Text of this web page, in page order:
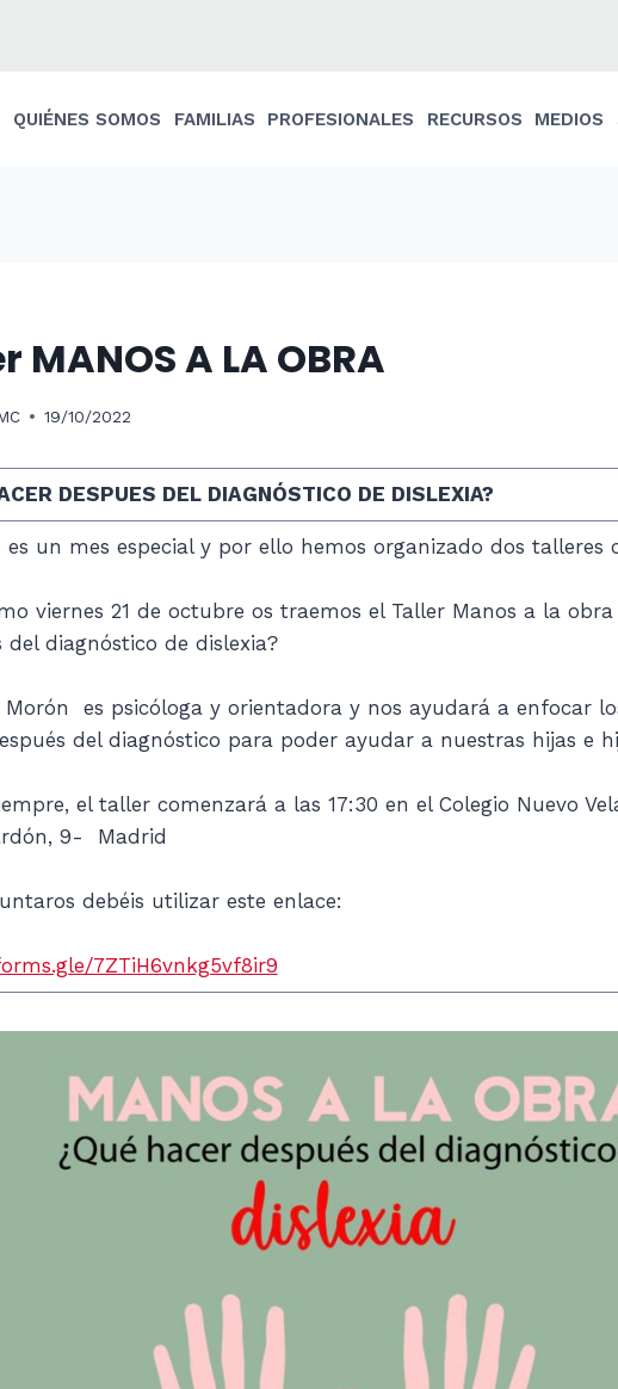
QUIÉNES SOMOS FAMILIAS PROFESIONALES RECURSOS MEDIOS
MANOS A LA OBRA
19/10/2022
DESPUES DEL DIAGNÓSTICO DE DISLEXIA?
es un mes especial y por ello hemos organizado dos talleres
viernes 21 de octubre os traemos el Taller Manos a la obra
del diagnóstico de dislexia?
Morón es psicóloga y orientadora y nos ayudará a enfocar
del diagnóstico para poder ayudar a nuestras hijas e
el taller comenzará a las 17:30 en el Colegio Nuevo
9- Madrid
debéis utilizar este enlace:
7ZTiH6vnkg5vf8ir9